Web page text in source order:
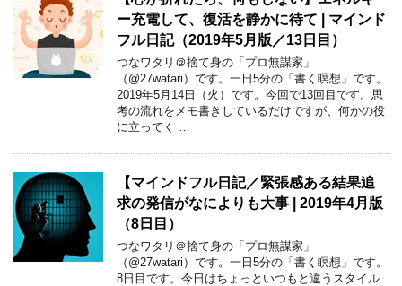
ー充電して、復活を静かに待て | マインド
フル日記（2019年5月版／13日目）
つなワタリ＠捨て身の「プロ無謀家」
（@27watari）です。一日5分の「書く瞑想」です。
2019年5月14日（火）です。今回で13回目です。思
考の流れをメモ書きしているだけですが、何かの役
に立ってく …
【マインドフル日記／緊張感ある結果追
求の発信がなによりも大事 | 2019年4月版
（8日目）
つなワタリ＠捨て身の「プロ無謀家」
（@27watari）です。一日5分の「書く瞑想」です。
8日目です。今日はちょっといつもと違うスタイル